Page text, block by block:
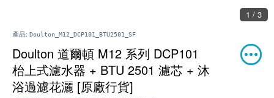
1 / 3
產品: Doulton_M12_DCP101_BTU2501_SF
Doulton 道爾頓 M12 系列 DCP101
枱上式濾水器 + BTU 2501 濾芯 + 沐
浴過濾花灑 [原廠行貨]